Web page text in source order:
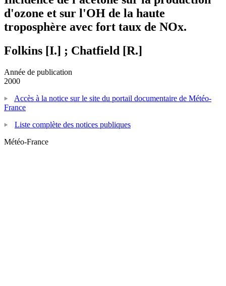
d'ozone et sur l'OH de la haute
troposphère avec fort taux de NOx.
Folkins [I.] ; Chatfield [R.]
Année de publication
2000
Accès à la notice sur le site du portail documentaire de Météo-
France
Liste complète des notices publiques
Météo-France